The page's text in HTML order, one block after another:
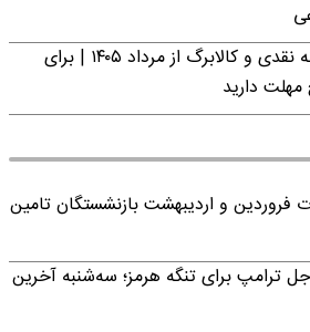
خبر فوری از آغاز قطع یارانه نقدی و کالابرگ از مرداد ۱۴۰۵ | برای
دارید
فروردین و اردیبهشت بازنشستگان تامین
ترامپ برای تنگه هرمز؛ سه‌شنبه آخرین